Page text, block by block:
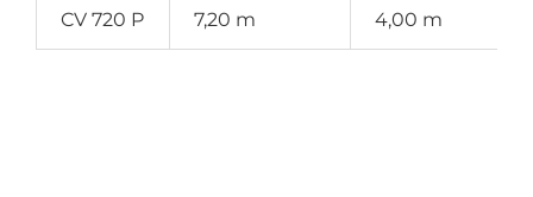
CV 720 P 7,20 m 4,00 m